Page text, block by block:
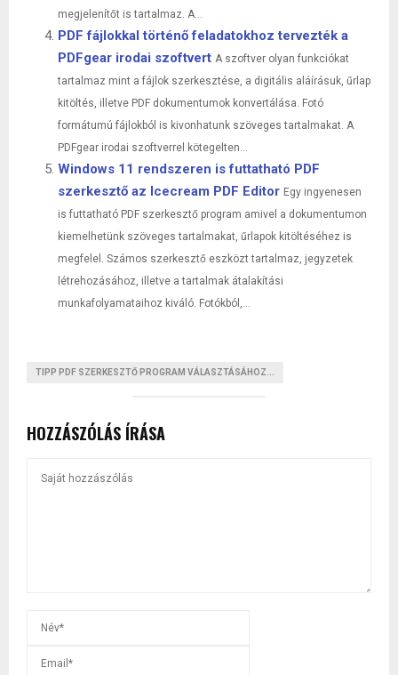
megjelenítőt is tartalmaz. A...
PDF fájlokkal történő feladatokhoz tervezték a
PDFgear irodai szoftvert A szoftver olyan funkciókat
tartalmaz mint a fájlok szerkesztése, a digitális aláírásuk, űrlap
kitöltés, illetve PDF dokumentumok konvertálása. Fotó
formátumú fájlokból is kivonhatunk szöveges tartalmakat. A
PDFgear irodai szoftverrel kötegelten...
Windows 11 rendszeren is futtatható PDF
szerkesztő az Icecream PDF Editor Egy ingyenesen
is futtatható PDF szerkesztő program amivel a dokumentumon
kiemelhetünk szöveges tartalmakat, űrlapok kitöltéséhez is
megfelel. Számos szerkesztő eszközt tartalmaz, jegyzetek
létrehozásához, illetve a tartalmak átalakítási
munkafolyamataihoz kiváló. Fotókból,...
TIPP PDF SZERKESZTŐ PROGRAM VÁLASZTÁSÁHOZ...
HOZZÁSZÓLÁS ÍRÁSA